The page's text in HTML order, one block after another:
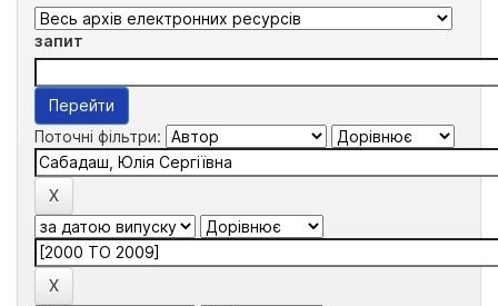
запит
Поточні фільтри: